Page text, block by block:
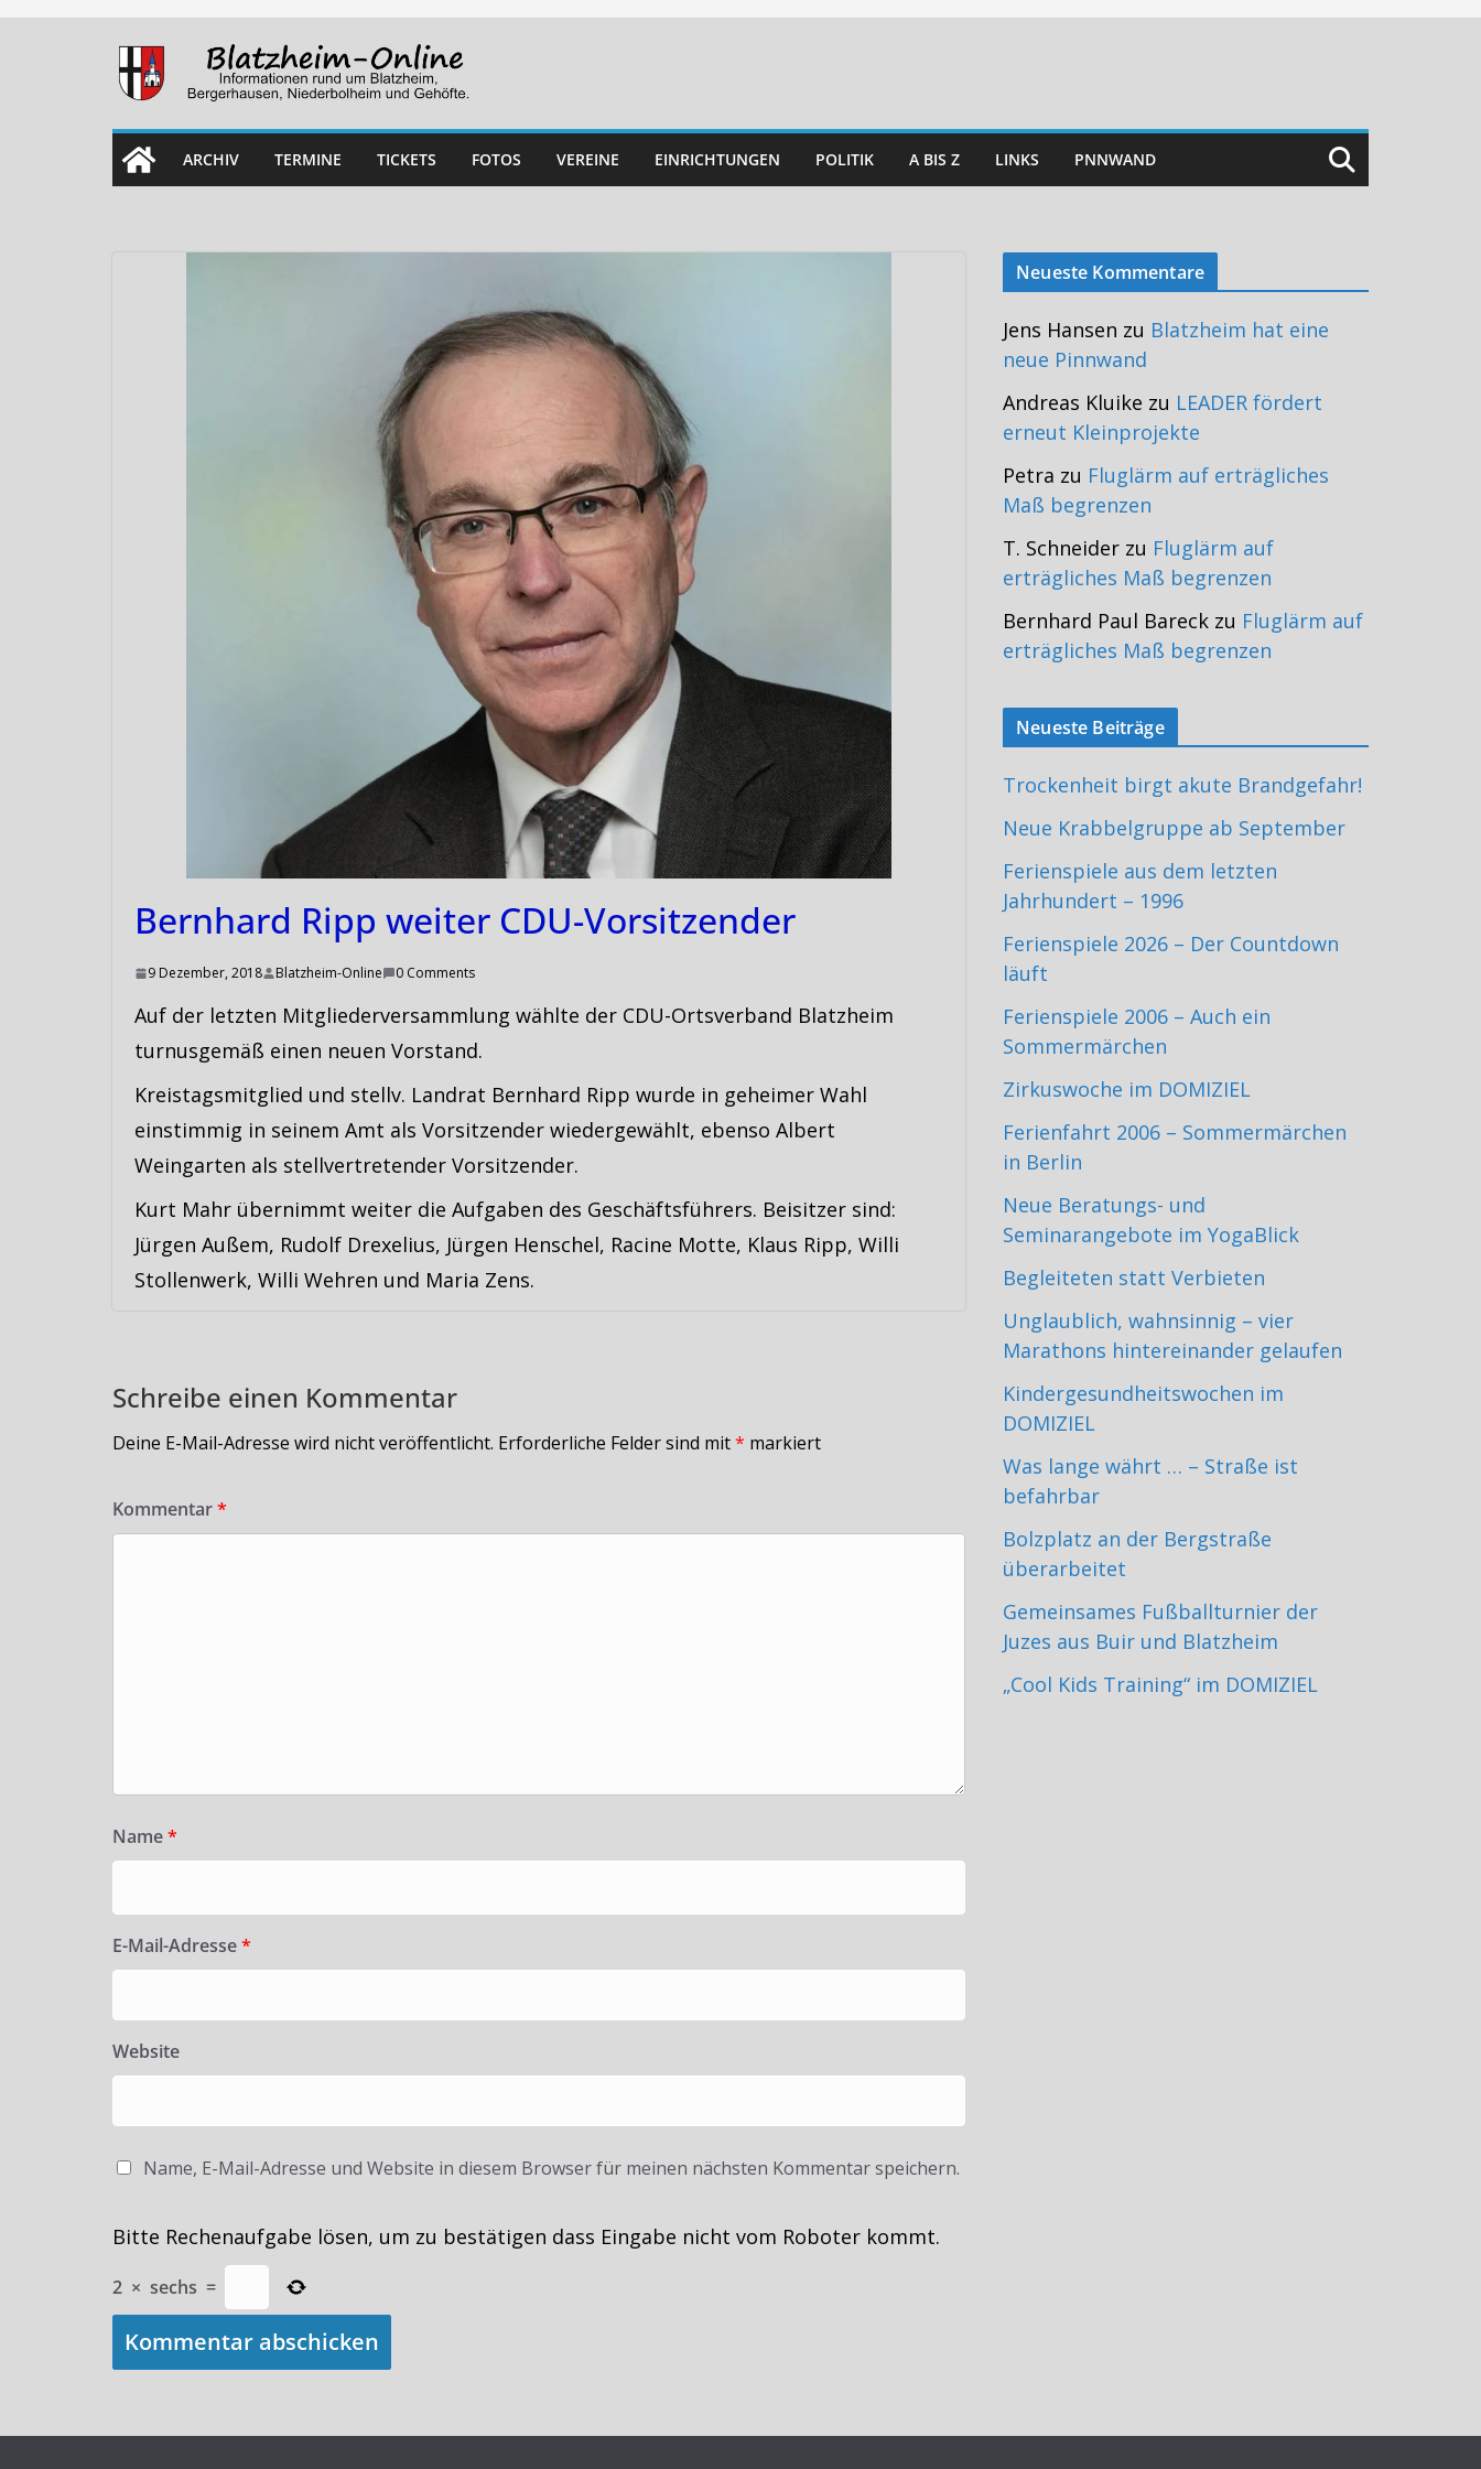
Skip
ARCHIV TERMINE TICKETS FOTOS VEREINE EINRICHTUNGEN POLITIK A BIS Z LINKS PNNWAND
Bernhard Ripp weiter CDU-Vorsitzender
9 Dezember, 2018 Blatzheim-Online 0 Comments
Auf der letzten Mitgliederversammlung wählte der CDU-Ortsverband Blatzheim
turnusgemäß einen neuen Vorstand.
Kreistagsmitglied und stellv. Landrat Bernhard Ripp wurde in geheimer Wahl
einstimmig in seinem Amt als Vorsitzender wiedergewählt, ebenso Albert
Weingarten als stellvertretender Vorsitzender.
Kurt Mahr übernimmt weiter die Aufgaben des Geschäftsführers. Beisitzer sind:
Jürgen Außem, Rudolf Drexelius, Jürgen Henschel, Racine Motte, Klaus Ripp, Willi
Stollenwerk, Willi Wehren und Maria Zens.
Schreibe einen Kommentar
Deine E-Mail-Adresse wird nicht veröffentlicht. Erforderliche Felder sind mit* markiert
Kommentar*
Name*
E-Mail-Adresse*
Website
Name, E-Mail-Adresse und Website in diesem Browser für meinen nächsten Kommentar speichern.
Bitte Rechenaufgabe lösen, um zu bestätigen dass Eingabe nicht vom Roboter kommt.
2 × sechs =
Neueste Kommentare
Jens Hansen zu Blatzheim hat eine
neue Pinnwand
Andreas Kluike zu LEADER fördert
erneut Kleinprojekte
Petra zu Fluglärm auf erträgliches
Maß begrenzen
T. Schneider zu Fluglärm auf
erträgliches Maß begrenzen
Bernhard Paul Bareck zu Fluglärm auf
erträgliches Maß begrenzen
Neueste Beiträge
Trockenheit birgt akute Brandgefahr!
Neue Krabbelgruppe ab September
Ferienspiele aus dem letzten
Jahrhundert – 1996
Ferienspiele 2026 – Der Countdown
läuft
Ferienspiele 2006 – Auch ein
Sommermärchen
Zirkuswoche im DOMIZIEL
Ferienfahrt 2006 – Sommermärchen
in Berlin
Neue Beratungs- und
Seminarangebote im YogaBlick
Begleiteten statt Verbieten
Unglaublich, wahnsinnig – vier
Marathons hintereinander gelaufen
Kindergesundheitswochen im
DOMIZIEL
Was lange währt … – Straße ist
befahrbar
Bolzplatz an der Bergstraße
überarbeitet
Gemeinsames Fußballturnier der
Juzes aus Buir und Blatzheim
„Cool Kids Training“ im DOMIZIEL